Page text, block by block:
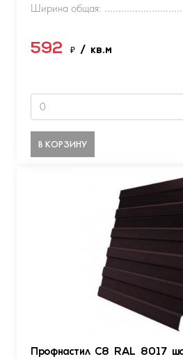
Ширина общая:
592 ₽ / кв.м
В КОРЗИНУ
Профнастил С8 RAL 8017